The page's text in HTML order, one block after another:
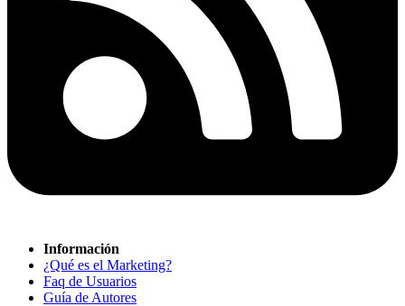
Información
¿Qué es el Marketing?
Faq de Usuarios
Guía de Autores